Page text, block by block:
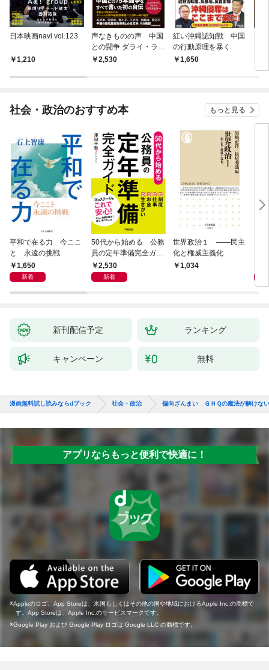
日本映画navi vol.123
1,210
声なきものの声 中国
との闘争 ダライ・ラマ
自伝2,530
紅い沖縄認知戦 中国
の行動原理を暴く
1,650
社会・政治のおすすめ本 もっと見る
平和で在る力 今ここ
と 永遠の挑戦
1,650
新着
50代から始める 公務
員の定年準備完全ガイ
ド2,530
新着
世界政治１ ――民主
化と権威主義化
1,034
新刊配信予定 ランキング
キャンペーン 無料
漫画無料試し読みならdブック 社会・政治 偏向ざんまい ＧＨＱの魔法が解けな
アプリならもっと便利で快適に！
Appleのロゴ、App Storeは、米国もしくはその他の国や地域におけるApple Inc.の商標で
す。App Storeは、Apple Inc.のサービスマークです。
Google Play および Google Play ロゴは Google LLC の商標です。